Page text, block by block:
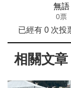
無語
0票
已經有 0次投
相關文章